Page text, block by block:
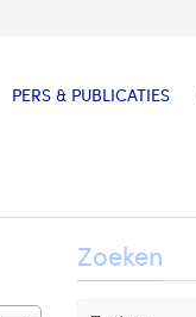
PERS & PUBLICATIES
Zoeken